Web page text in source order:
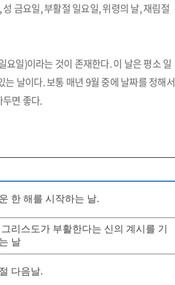
금요일, 부활절 일요일, 위령의 날, 재림절
일)이라는 것이 존재한다. 이 날은 평소 일
날이다. 보통 매년 9월 중에 날짜를 정해서
면 좋다.
한 해를 시작하는 날.
리스도가 부활한다는 신의 계시를 기
날
다음날.